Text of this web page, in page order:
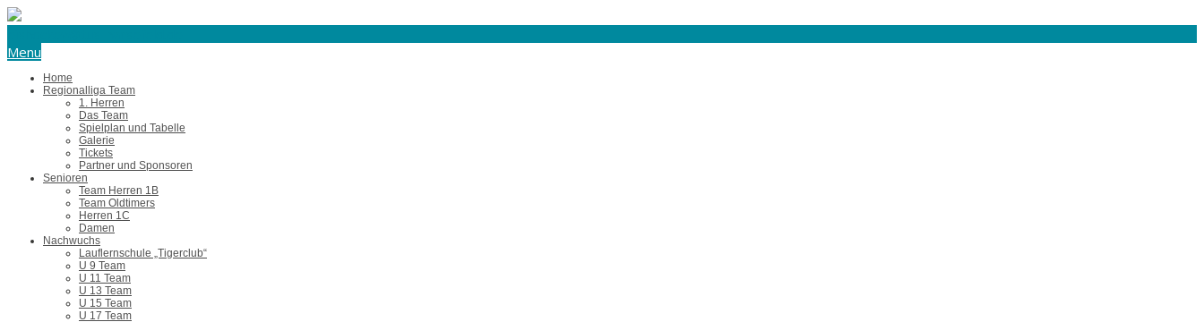
Menu
Home
Regionalliga Team
1. Herren
Das Team
Spielplan und Tabelle
Galerie
Tickets
Partner und Sponsoren
Senioren
Team Herren 1B
Team Oldtimers
Herren 1C
Damen
Nachwuchs
Lauflernschule „Tigerclub“
U 9 Team
U 11 Team
U 13 Team
U 15 Team
U 17 Team